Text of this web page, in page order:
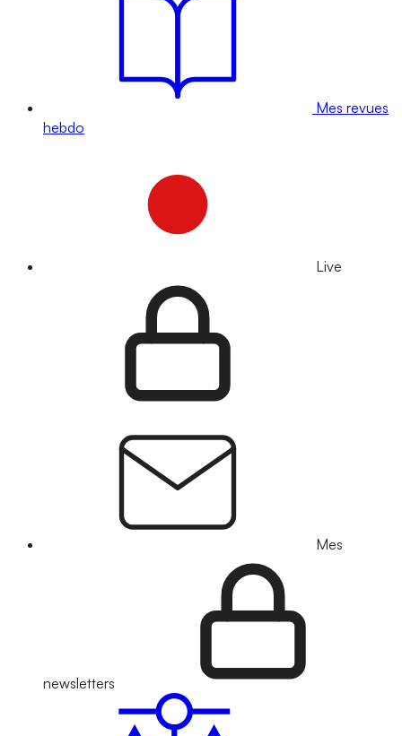
Mes revues
hebdo
Live
Mes
newsletters